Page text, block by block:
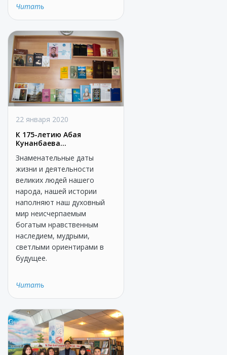
Читать
22 января 2020
К 175-летию Абая
Кунанбаева...
Знаменательные даты
жизни и деятельности
великих людей нашего
народа, нашей истории
наполняют наш духовный
мир неисчерпаемым
богатым нравственным
наследием, мудрыми,
светлыми ориентирами в
будущее.
Читать